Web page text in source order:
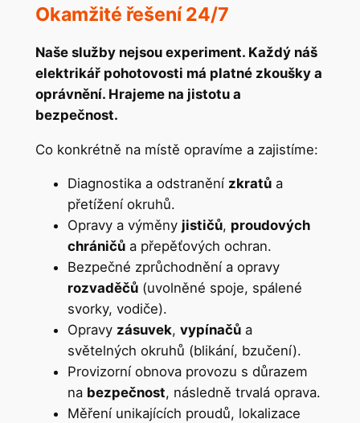
Okamžité řešení 24/7
Naše služby nejsou experiment. Každý náš
elektrikář pohotovosti má platné zkoušky a
oprávnění. Hrajeme na jistotu a
bezpečnost.
Co konkrétně na místě opravíme a zajistíme:
Diagnostika a odstranění zkratůa
přetížení okruhů.
Opravy a výměny jističů, proudových
chráničůa přepěťových ochran.
Bezpečné zprůchodnění a opravy
rozvaděčů(uvolněné spoje, spálené
svorky, vodiče).
Opravy zásuvek, vypínačůa
světelných okruhů (blikání, bzučení).
Provizorní obnova provozu s důrazem
na bezpečnost, následně trvalá oprava.
Měření unikajících proudů, lokalizace